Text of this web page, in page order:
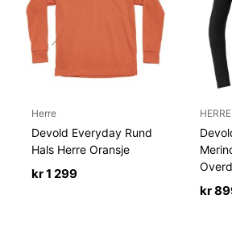
Herre
Devold Everyday Rund
Hals Herre Oransje
kr1 299
HERRE
kr